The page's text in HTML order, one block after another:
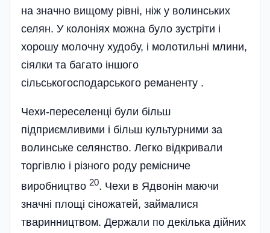
на значно вищому рівні, ніж у волинських
селян. У колоніях можна було зустріти і
хорошу молочну худобу, і молотильні млини,
сіялки та багато іншого
сільськогосподарського реманенту .
Чехи-переселенці були більш
підприємливими і більш культурними за
волинське селянство. Легко відкривали
торгівлю і різного роду ремісниче
виробництво 20. Чехи в Ядвонін маючи
значні площі сіножатей, займалися
тваринництвом. Держали по декілька дійних